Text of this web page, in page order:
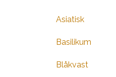
Asiatisk
Basilikum
Blåkvast